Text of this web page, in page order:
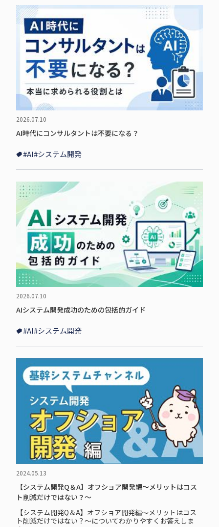
2026.07.10
AI時代にコンサルタントは不要になる？
#AI#システム開発
2026.07.10
AIシステム開発成功のための包括的ガイド
#AI#システム開発
2024.05.13
【システム開発Q＆A】オフショア開発編～メリットはコス
ト削減だけではない？～
【システム開発Q＆A】オフショア開発編～メリットはコス
ト削減だけではない？～についてわかりやすくお答えしま